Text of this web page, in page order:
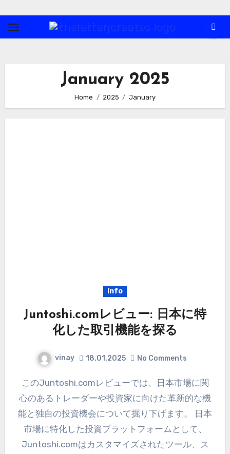
January 2025
Home 2025 January
Info
Juntoshi.comレビュー: 日本に特
化した取引機能を探る
vinay 18.01.2025 No Comments
このJuntoshi.comレビューでは、日本市場に関
心のあるトレーダーや投資家に向けた革新的な機
能と独自の投資機会について掘り下げます。 日本
市場に特化した投資プラットフォームとして、
Juntoshi.comはカスタマイズされたツール、ス